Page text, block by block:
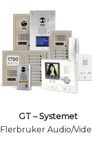
GT – Systemet
Flerbruker Audio/